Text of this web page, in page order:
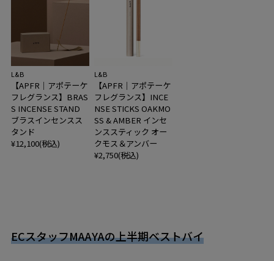
L&B
【APFR｜アポテーケ
フレグランス】BRAS
S INCENSE STAND
ブラスインセンスス
タンド
¥12,100(税込)
L&B
【APFR｜アポテーケ
フレグランス】INCE
NSE STICKS OAKMO
SS & AMBER インセ
ンススティック オー
クモス＆アンバー
¥2,750(税込)
ECスタッフMAAYAの上半期ベストバイ